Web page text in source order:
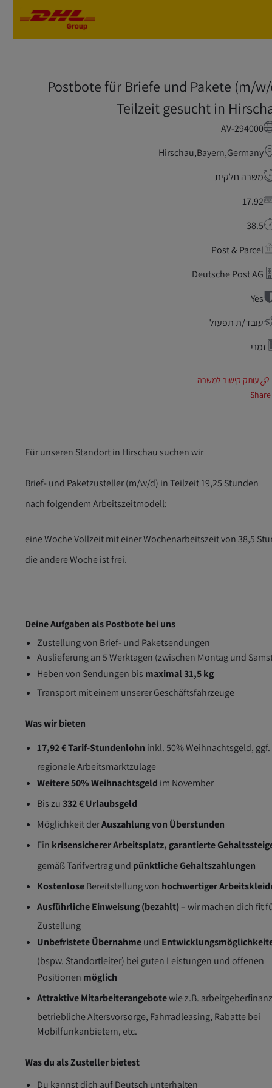
Postbote für Briefe und Pakete (m/
Teilzeit gesucht in
AV-294000
Hirschau,Bayern,Germany
משרה חלקית
17.92
38.5
Post & Parcel
Deutsche Post AG
Yes
עובד/ת תפעול
זמני
עותק קישור למשרה
Share
Für unseren Standort in Hirschau suchen wir
Brief- und Paketzusteller (m/w/d) in Teilzeit 19,25 Stunden
nach folgendem Arbeitszeitmodell:
eine Woche Vollzeit mit einer Wochenarbeitszeit von 38,5
die andere Woche ist frei.
Deine Aufgaben als Postbote bei uns
Zustellung von Brief- und Paketsendungen
Auslieferung an 5 Werktagen (zwischen Montag und
Heben von Sendungen bis maximal 31,5 kg
Transport mit einem unserer Geschäftsfahrzeuge
Was wir bieten
17,92 € Tarif-Stundenlohn inkl. 50% Weihnachtsgeld, ggf.
regionale Arbeitsmarktzulage
Weitere 50% Weihnachtsgeld im November
Bis zu332 € Urlaubsgeld
Möglichkeit derAuszahlung von Überstunden
Ein krisensicherer Arbeitsplatz, garantierte
gemäß Tarifvertrag und pünktliche Gehaltszahlungen
KostenloseBereitstellung von hochwertiger
Ausführliche Einweisung (bezahlt) – wir machen dich fit
Zustellung
Unbefristete Übernahmeund
(bspw. Standortleiter) bei guten Leistungen und offenen
Positionen möglich
Attraktive Mitarbeiterangebotewie z.B.
betriebliche Altersvorsorge, Fahrradleasing, Rabatte bei
Mobilfunkanbietern, etc.
Was du als Zusteller bietest
Du kannst dich auf Deutsch unterhalten